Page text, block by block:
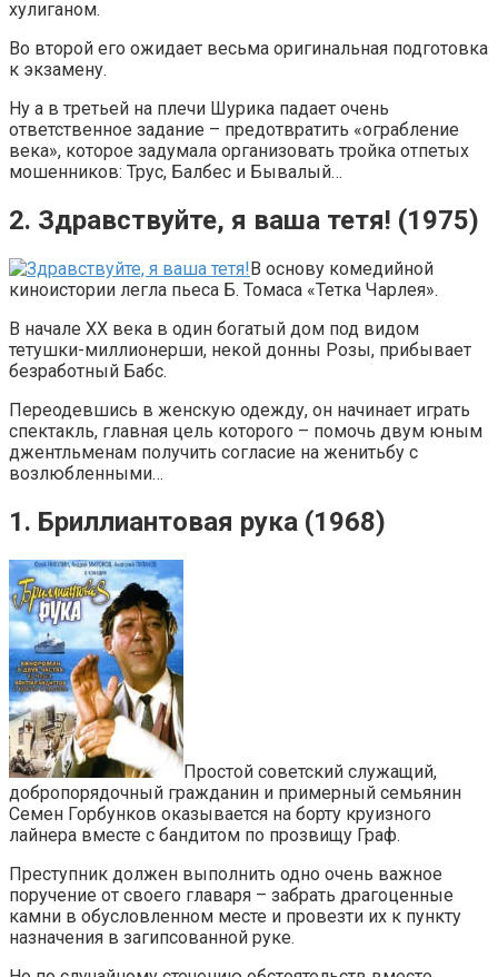
хулиганом.
Во второй его ожидает весьма оригинальная подготовка
к экзамену.
Ну а в третьей на плечи Шурика падает очень
ответственное задание – предотвратить «ограбление
века», которое задумала организовать тройка отпетых
мошенников: Трус, Балбес и Бывалый…
2. Здравствуйте, я ваша тетя! (1975)
В основу комедийной
киноистории легла пьеса Б. Томаса «Тетка Чарлея».
В начале ХХ века в один богатый дом под видом
тетушки-миллионерши, некой донны Розы, прибывает
безработный Бабс.
Переодевшись в женскую одежду, он начинает играть
спектакль, главная цель которого – помочь двум юным
джентльменам получить согласие на женитьбу с
возлюбленными…
1. Бриллиантовая рука (1968)
Простой советский служащий,
добропорядочный гражданин и примерный семьянин
Семен Горбунков оказывается на борту круизного
лайнера вместе с бандитом по прозвищу Граф.
Преступник должен выполнить одно очень важное
поручение от своего главаря – забрать драгоценные
камни в обусловленном месте и провезти их к пункту
назначения в загипсованной руке.